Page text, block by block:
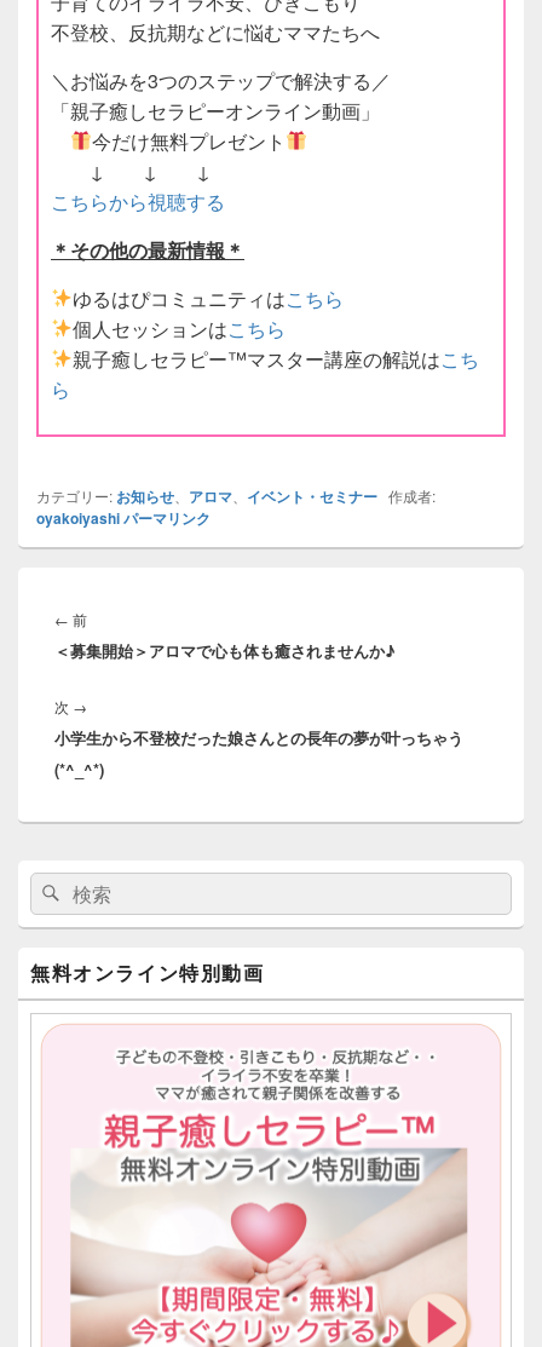
不登校、反抗期などに悩むママたちへ
＼お悩みを3つのステップで解決する／
「親子癒しセラピーオンライン動画」
今だけ無料プレゼント
↓ ↓ ↓
こちらから視聴する
＊その他の最新情報＊
ゆるはぴコミュニティはこちら
個人セッションはこちら
親子癒しセラピー™マスター講座の解説はこち
ら
カテゴリー: お知らせ アロマ イベント・セミナー 作成者:
oyakoiyashiパーマリンク
稿
ナ
ゲ
ー
シ
ョ
← 前前
の
＜募集開始＞アロマで心も体も癒されませんか♪
次 →
の
投
小学生から不登校だった娘さんとの長年の夢が叶っちゃう
(*^_^*)
ン
サ
ド
バ
ー
検
索:
検
索
無料オンライン特別動画